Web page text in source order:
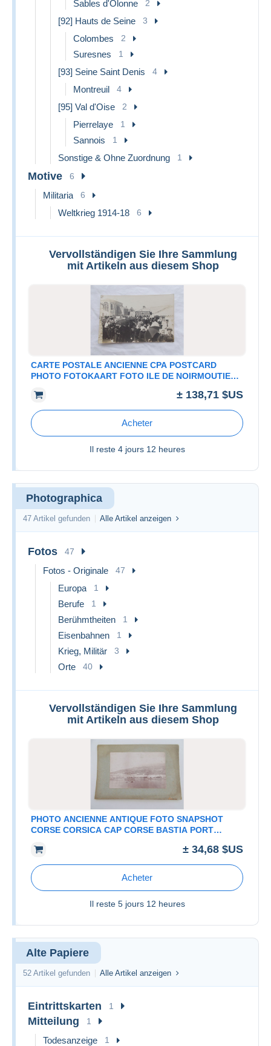
Sables d'Olonne 2
[92] Hauts de Seine 3
Colombes 2
Suresnes 1
[93] Seine Saint Denis 4
Montreuil 4
[95] Val d'Oise 2
Pierrelaye 1
Sannois 1
Sonstige & Ohne Zuordnung 1
Motive 6
Militaria 6
Weltkrieg 1914-18 6
Vervollständigen Sie Ihre Sammlung
mit Artikeln aus diesem Shop
CARTE POSTALE ANCIENNE CPA POSTCARD
PHOTO FOTOKAART FOTO ILE DE NOIRMOUTIER
± 138,71 $US
Acheter
Il reste 4 jours 12 heures
Photographica
47 Artikel gefunden Alle Artikel anzeigen
Fotos 47
Fotos - Originale 47
Europa 1
Berufe 1
Berühmtheiten 1
Eisenbahnen 1
Krieg, Militär 3
Orte 40
Vervollständigen Sie Ihre Sammlung
mit Artikeln aus diesem Shop
PHOTO ANCIENNE ANTIQUE FOTO SNAPSHOT
CORSE CORSICA CAP CORSE BASTIA PORT
± 34,68 $US
Acheter
Il reste 5 jours 12 heures
Alte Papiere
52 Artikel gefunden Alle Artikel anzeigen
Eintrittskarten 1
Mitteilung 1
Todesanzeige 1